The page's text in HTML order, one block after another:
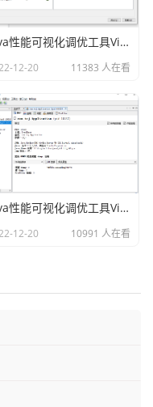
localhost:2181}
need to change th
home/pubserve
home/p
home/pubserve
java性能可视化调优工具VisualVM插件之Visual GC
12-20 11383 人在看
java性能可视化调优工具VisualVM
12-20 10991 人在看